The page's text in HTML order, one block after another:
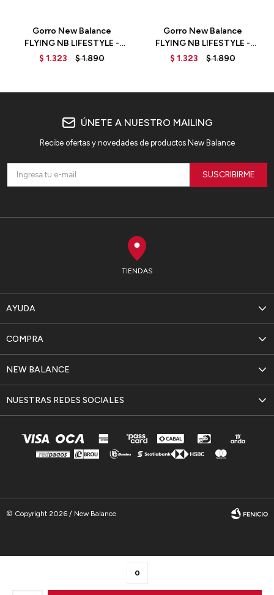
0
Gorro New Balance
FLYING NB LIFESTYLE -
LAH31012NNY - BLUE
$ 1.323 $1.890
Gorro New Balance
FLYING NB LIFESTYLE -
LAH31012HER - BLUE
$ 1.323 $1.890
TIENDAS
AYUDA
NEW BALANCE
COMPRA
NUESTRAS REDES SOCIALES
ÚNETE A NUESTRO MAILING
Recibe ofertas y novedades de productos New Balance
SUSCRIBIRME
© Copyright 2026 / New Balance